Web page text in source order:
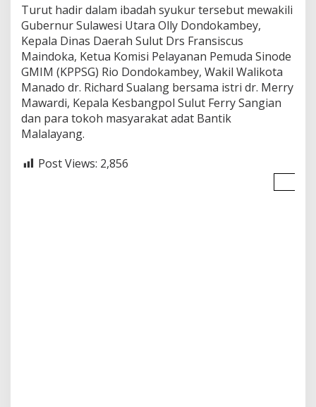
Turut hadir dalam ibadah syukur tersebut mewakili
Gubernur Sulawesi Utara Olly Dondokambey,
Kepala Dinas Daerah Sulut Drs Fransiscus
Maindoka, Ketua Komisi Pelayanan Pemuda Sinode
GMIM (KPPSG) Rio Dondokambey, Wakil Walikota
Manado dr. Richard Sualang bersama istri dr. Merry
Mawardi, Kepala Kesbangpol Sulut Ferry Sangian
dan para tokoh masyarakat adat Bantik
Malalayang.
Post Views: 2,856